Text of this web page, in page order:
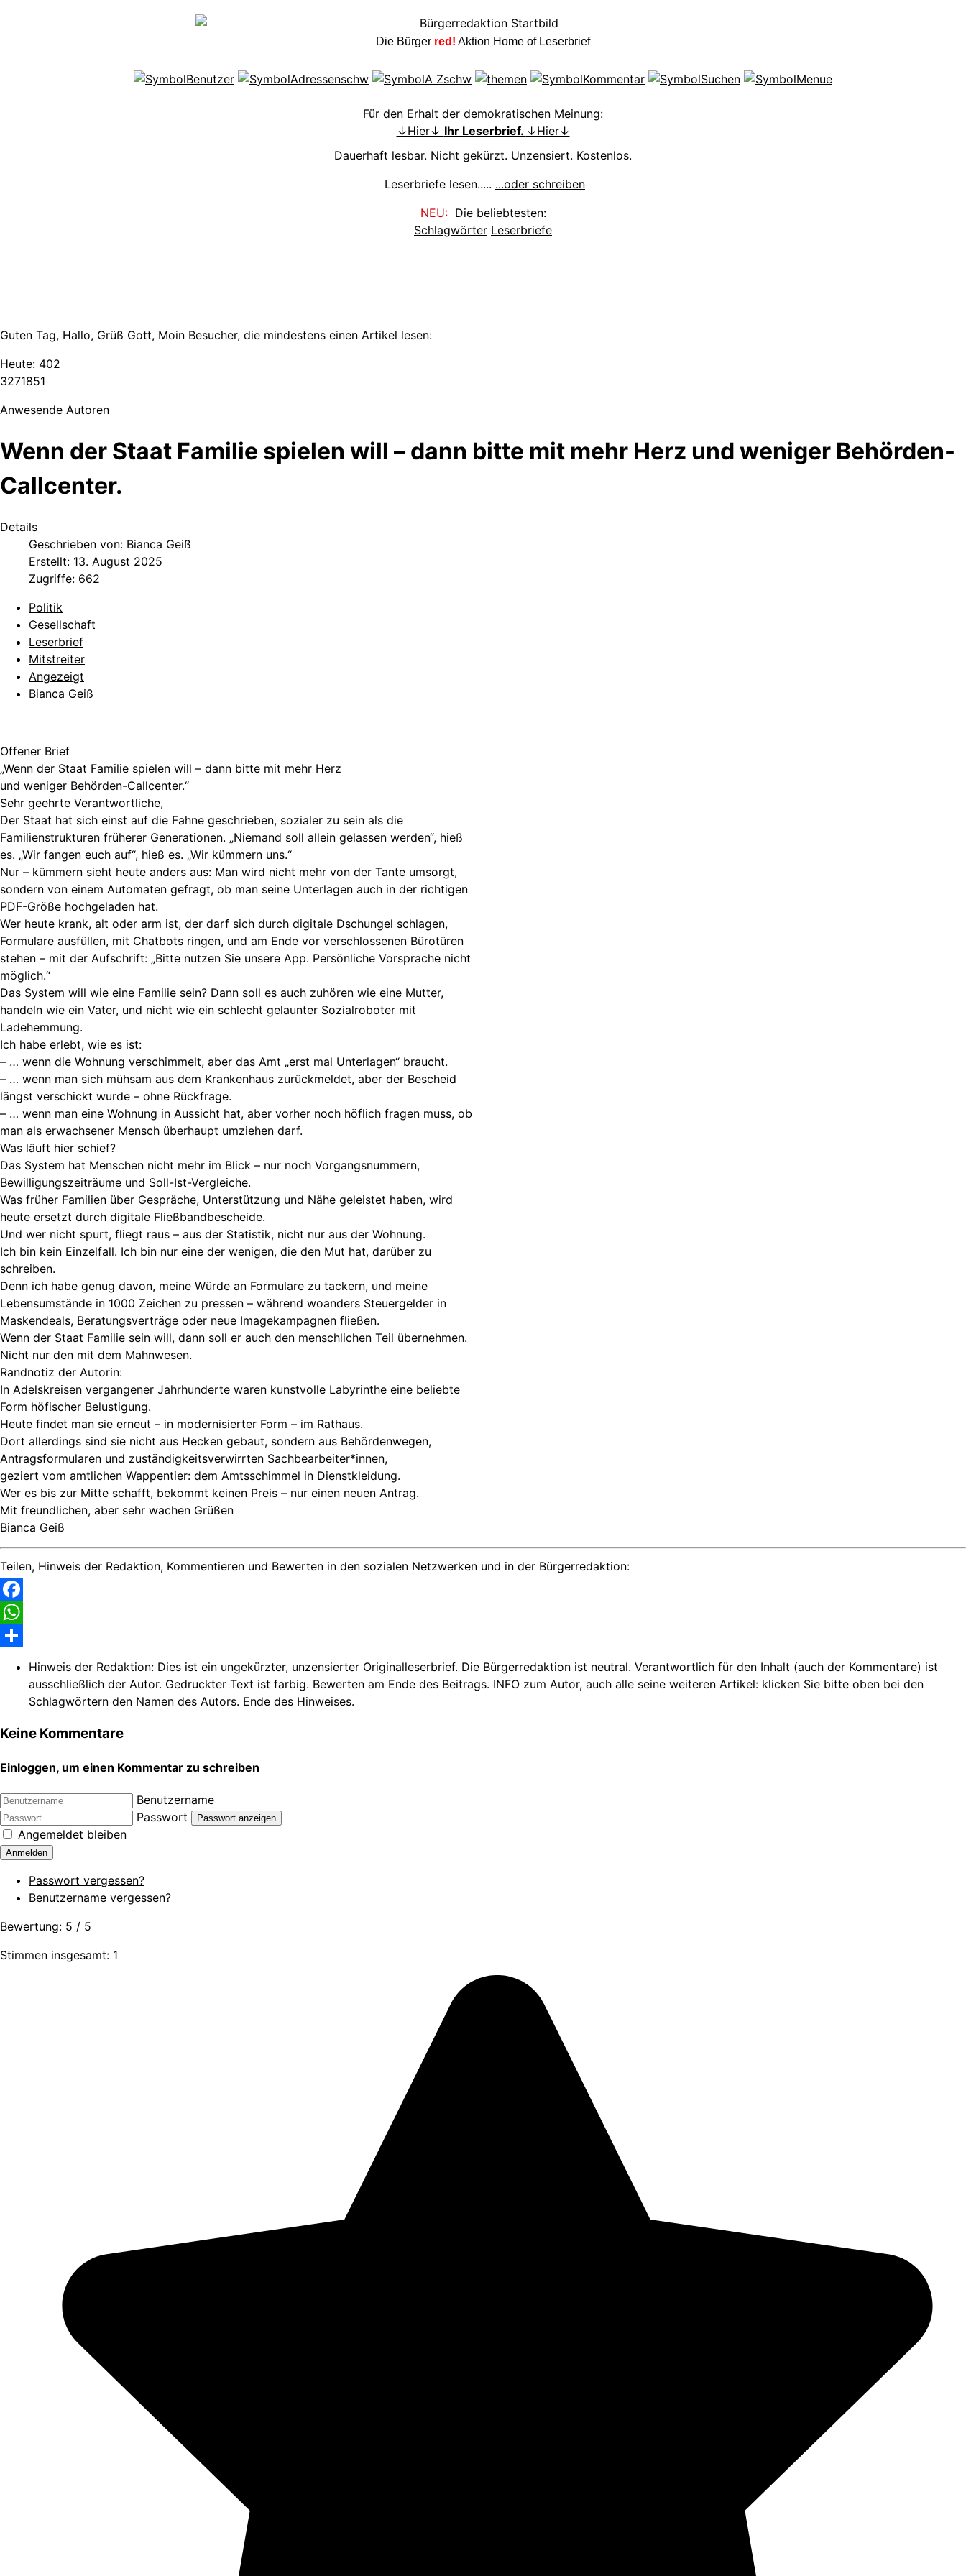
Die Bürger red! Aktion Home of Leserbrief
Für den Erhalt der demokratischen Meinung:
↓Hier↓ Ihr Leserbrief. ↓Hier↓
Dauerhaft lesbar. Nicht gekürzt. Unzensiert. Kostenlos.
Leserbriefe lesen..... ...oder schreiben
NEU:Die beliebtesten:
Schlagwörter Leserbriefe
Guten Tag, Hallo, Grüß Gott, Moin Besucher, die mindestens einen Artikel lesen:
Heute: 402
3271851
Anwesende Autoren
Wenn der Staat Familie spielen will – dann bitte mit mehr Herz und weniger Behörden-
Callcenter.
Details
Geschrieben von: Bianca Geiß
Erstellt: 13. August 2025
Zugriffe: 662
Politik
Gesellschaft
Leserbrief
Mitstreiter
Angezeigt
Bianca Geiß
Offener Brief
„Wenn der Staat Familie spielen will – dann bitte mit mehr Herz
und weniger Behörden-Callcenter.“
Sehr geehrte Verantwortliche,
Der Staat hat sich einst auf die Fahne geschrieben, sozialer zu sein als die
Familienstrukturen früherer Generationen. „Niemand soll allein gelassen werden“, hieß
es. „Wir fangen euch auf“, hieß es. „Wir kümmern uns.“
Nur – kümmern sieht heute anders aus: Man wird nicht mehr von der Tante umsorgt,
sondern von einem Automaten gefragt, ob man seine Unterlagen auch in der richtigen
PDF-Größe hochgeladen hat.
Wer heute krank, alt oder arm ist, der darf sich durch digitale Dschungel schlagen,
Formulare ausfüllen, mit Chatbots ringen, und am Ende vor verschlossenen Bürotüren
stehen – mit der Aufschrift: „Bitte nutzen Sie unsere App. Persönliche Vorsprache nicht
möglich.“
Das System will wie eine Familie sein? Dann soll es auch zuhören wie eine Mutter,
handeln wie ein Vater, und nicht wie ein schlecht gelaunter Sozialroboter mit
Ladehemmung.
Ich habe erlebt, wie es ist:
– … wenn die Wohnung verschimmelt, aber das Amt „erst mal Unterlagen“ braucht.
– … wenn man sich mühsam aus dem Krankenhaus zurückmeldet, aber der Bescheid
längst verschickt wurde – ohne Rückfrage.
– … wenn man eine Wohnung in Aussicht hat, aber vorher noch höflich fragen muss, ob
man als erwachsener Mensch überhaupt umziehen darf.
Was läuft hier schief?
Das System hat Menschen nicht mehr im Blick – nur noch Vorgangsnummern,
Bewilligungszeiträume und Soll-Ist-Vergleiche.
Was früher Familien über Gespräche, Unterstützung und Nähe geleistet haben, wird
heute ersetzt durch digitale Fließbandbescheide.
Und wer nicht spurt, fliegt raus – aus der Statistik, nicht nur aus der Wohnung.
Ich bin kein Einzelfall. Ich bin nur eine der wenigen, die den Mut hat, darüber zu
schreiben.
Denn ich habe genug davon, meine Würde an Formulare zu tackern, und meine
Lebensumstände in 1000 Zeichen zu pressen – während woanders Steuergelder in
Maskendeals, Beratungsverträge oder neue Imagekampagnen fließen.
Wenn der Staat Familie sein will, dann soll er auch den menschlichen Teil übernehmen.
Nicht nur den mit dem Mahnwesen.
Randnotiz der Autorin:
In Adelskreisen vergangener Jahrhunderte waren kunstvolle Labyrinthe eine beliebte
Form höfischer Belustigung.
Heute findet man sie erneut – in modernisierter Form – im Rathaus.
Dort allerdings sind sie nicht aus Hecken gebaut, sondern aus Behördenwegen,
Antragsformularen und zuständigkeitsverwirrten Sachbearbeiter*innen,
geziert vom amtlichen Wappentier: dem Amtsschimmel in Dienstkleidung.
Wer es bis zur Mitte schafft, bekommt keinen Preis – nur einen neuen Antrag.
Mit freundlichen, aber sehr wachen Grüßen
Bianca Geiß
Teilen, Hinweis der Redaktion, Kommentieren und Bewerten in den sozialen Netzwerken und in der Bürgerredaktion:
Facebook
WhatsApp
Hinweis der Redaktion: Dies ist ein ungekürzter, unzensierter Originalleserbrief. Die Bürgerredaktion ist neutral. Verantwortlich für den Inhalt (auch der Kommentare) ist
ausschließlich der Autor. Gedruckter Text ist farbig. Bewerten am Ende des Beitrags. INFO zum Autor, auch alle seine weiteren Artikel: klicken Sie bitte oben bei den
Schlagwörtern den Namen des Autors. Ende des Hinweises.
Keine Kommentare
Einloggen, um einen Kommentar zu schreiben
Benutzername
Passwort
Passwort anzeigen
Angemeldet bleiben
Anmelden
Passwort vergessen?
Benutzername vergessen?
Bewertung: 5 / 5
Stimmen insgesamt: 1